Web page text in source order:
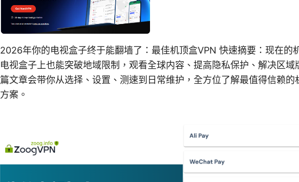
2026年你的电视盒子终于能翻墙了：最佳机顶盒VPN 快速摘要：现在的
电视盒子上也能突破地域限制，观看全球内容、提高隐私保护、解决区域
篇文章会带你从选择、设置、测速到日常维护，全方位了解最值得信赖的
方案。